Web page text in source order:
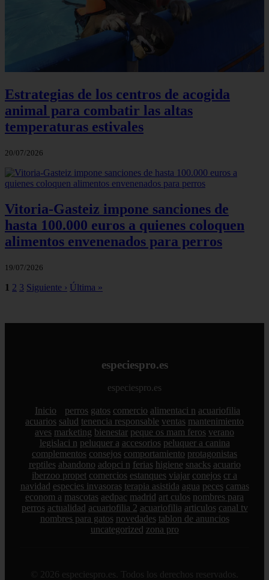
Estrategias de los centros de acogida
animal para combatir las altas
temperaturas estivales
20/07/2026
Vitoria-Gasteiz impone sanciones de
hasta 100.000 euros a quienes coloquen
alimentos envenenados para perros
19/07/2026
1 2 3 Siguiente › Última »
especiespro.es
especiespro.es
Inicio perros gatos comercio alimentaci n acuariofilia
acuarios salud tenencia responsable ventas mantenimiento
aves marketing bienestar peque os mam feros verano
legislaci n peluquer a accesorios peluquer a canina
complementos consejos comportamiento protagonistas
reptiles abandono adopci n ferias higiene snacks acuario
iberzoo propet comercios estanques viajar conejos cr a
navidad especies invasoras terapia asistida agua peces camas
econom a mascotas aedpac madrid art culos nombres para
perros actualidad acuariofilia 2 acuariofilia articulos canal tv
nombres para gatos novedades tablon de anuncios
uncategorized zona pro
© 2026 especiespro.es. Todos los derechos reservados.